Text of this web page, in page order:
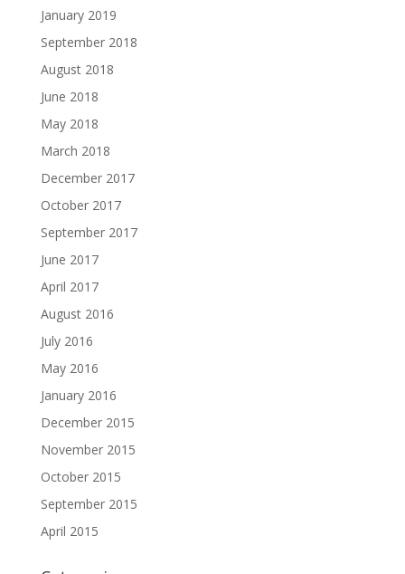
January 2019
September 2018
August 2018
June 2018
May 2018
March 2018
December 2017
October 2017
September 2017
June 2017
April 2017
August 2016
July 2016
May 2016
January 2016
December 2015
November 2015
October 2015
September 2015
April 2015